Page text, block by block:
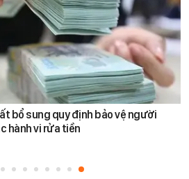
bổ sung quy định bảo vệ người
hành vi rửa tiền